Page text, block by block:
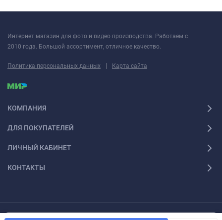
Интернет магазин для фото и видео производства. Работаем с
2010 года. Большой ассортимент, отличное качество.
Политика персональных данных | Карта сайта
КОМПАНИЯ
ДЛЯ ПОКУПАТЕЛЕЙ
ЛИЧНЫЙ КАБИНЕТ
КОНТАКТЫ